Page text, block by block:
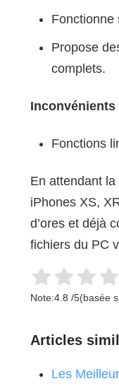
Fonctionne
Propose
complets.
Inconvénients
Fonctions
En attendant
iPhones XS,
d’ores et déjà
fichiers du PC
Note:4.8 /5(basée
Articles
Les